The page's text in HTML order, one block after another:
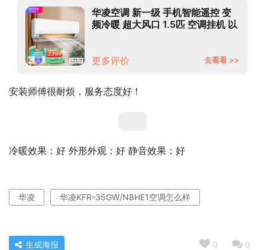
华凌空调 新一级 手机智能遥控 变
频冷暖 超大风口 1.5匹 空调挂机 以
更多评价
去看看 >>
安装师傅很耐烦，服务态度好！
冷暖效果：好 外形外观：好 静音效果：好
华凌 华凌KFR-35GW/N8HE1空调怎么样
0 0
生成海报